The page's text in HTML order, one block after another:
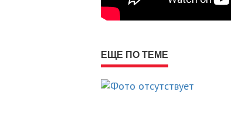
ЕЩЕ ПО ТЕМЕ